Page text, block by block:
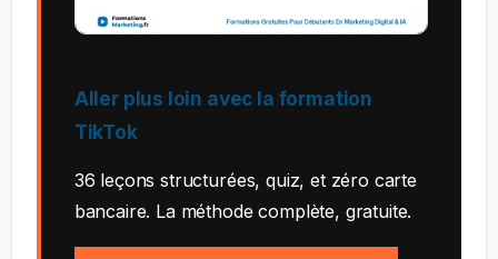
Aller plus loin avec la formation
TikTok
36 leçons structurées, quiz, et zéro carte
bancaire. La méthode complète, gratuite.